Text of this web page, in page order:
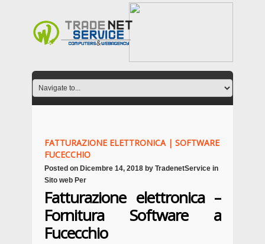
FATTURAZIONE ELETTRONICA | SOFTWARE
FUCECCHIO
Posted on Dicembre 14, 2018 by TradenetService in
Sito web Per
Fatturazione elettronica –
Fornitura Software a
Fucecchio